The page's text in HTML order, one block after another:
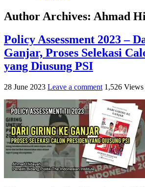
Author Archives: Ahmad
Policy Assessment 2023 –
Ganjar, Proses Selekasi
yang Diusung PSI
28 June 2023 Leave a comment 1,526 Views